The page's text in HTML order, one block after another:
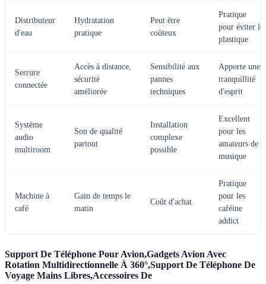
Distributeur
d'eau
Hydratation
pratique
Peut être
coûteux
Pratique
pour éviter le
plastique
Serrure
connectée
Accès à distance,
sécurité
améliorée
Sensibilité aux
pannes
techniques
Apporte une
tranquillité
d'esprit
Système
audio
multiroom
Son de qualité
partout
Installation
complexe
possible
Excellent
pour les
amateurs de
musique
Machine à
café
Gain de temps le
matin
Coût d'achat
Pratique
pour les
caféine
addict
Support De Téléphone Pour Avion,Gadgets Avion Avec
Rotation Multidirectionnelle À 360°,Support De Téléphone De
Voyage Mains Libres,Accessoires De